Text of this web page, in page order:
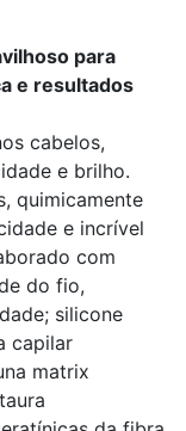
para
e resultados
cabelos,
e brilho.
quimicamente
e incrível
com
do fio,
silicone
capilar
matrix